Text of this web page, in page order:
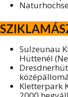
Sulzeunau
Hüttenél
Kletterpark